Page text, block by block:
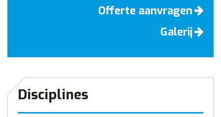
Offerte aanvragen
Galerij
Disciplines